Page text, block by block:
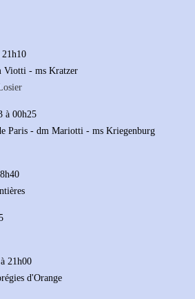
Viotti - ms Kratzer
à 00h25
Paris - dm Mariotti - ms Kriegenburg
21h00
d'Orange